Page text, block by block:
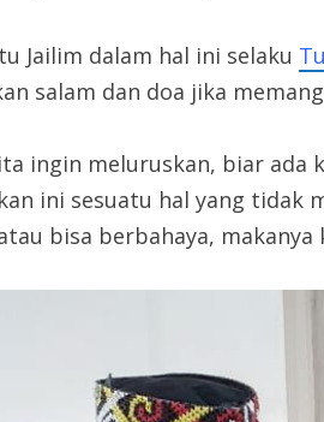
Jailim dalam hal ini selaku
salam dan doa jika
ingin meluruskan, biar
ini sesuatu hal yang
bisa berbahaya,